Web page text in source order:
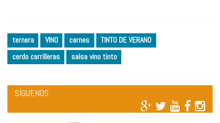
ternera VINO carnes
TINTO DE VERANO
cerdo carrilleras
salsa vino tinto
SÍGUENOS